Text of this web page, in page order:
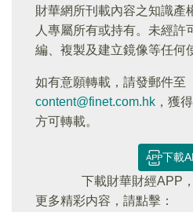
財華網所刊載內容之知識產
人專屬所有或持有。未經許
編、複製及建立鏡像等任何
如有意願轉載，請發郵件至
content@finet.com.hk ，獲
方可轉載。
下載
下載財華財經APP
更多精彩内容，請點擊：